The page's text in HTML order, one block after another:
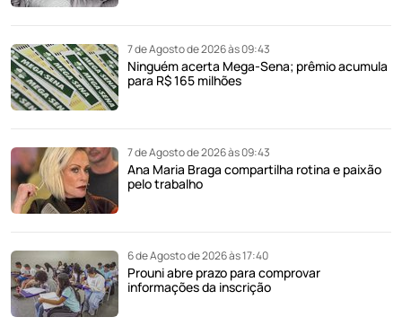
7 de Agosto de 2026 às 09:43
Ninguém acerta Mega-Sena; prêmio acumula
para R$ 165 milhões
7 de Agosto de 2026 às 09:43
Ana Maria Braga compartilha rotina e paixão
pelo trabalho
6 de Agosto de 2026 às 17:40
Prouni abre prazo para comprovar
informações da inscrição